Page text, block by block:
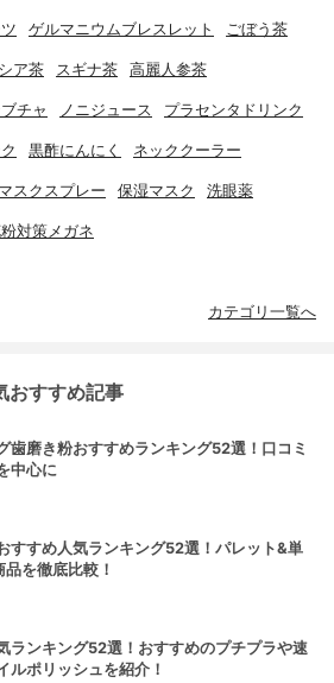
ゲルマニウムブレスレット ごぼう茶
ア茶 スギナ茶 高麗人参茶
チャ ノニジュース プラセンタドリンク
黒酢にんにく ネッククーラー
マスクスプレー 保湿マスク 洗眼薬
対策メガネ
カテゴリ一覧へ
おすすめ記事
歯磨き粉おすすめランキング52選！口コミ
中心に
すすめ人気ランキング52選！パレット&単
を徹底比較！
ランキング52選！おすすめのプチプラや速
ルポリッシュを紹介！